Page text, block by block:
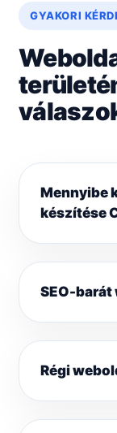
GYAKORI
Mennyibe
készítése
SEO-
Régi